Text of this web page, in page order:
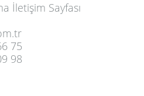
İletişim Sayfası
75
98